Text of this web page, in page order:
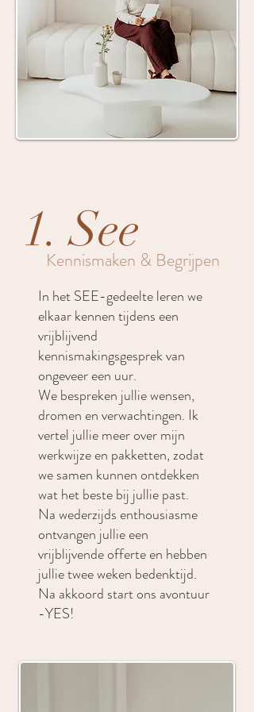
1. See
Kennismaken & Begrijpen
In het SEE-gedeelte leren we
elkaar kennen tijdens een
vrijblijvend
kennismakingsgesprek van
ongeveer een uur.
We bespreken jullie wensen,
dromen en verwachtingen. Ik
vertel jullie meer over mijn
werkwijze en pakketten, zodat
we samen kunnen ontdekken
wat het beste bij jullie past.
Na wederzijds enthousiasme
ontvangen jullie een
vrijblijvende offerte en hebben
jullie twee weken bedenktijd.
Na akkoord start ons avontuur
-YES!